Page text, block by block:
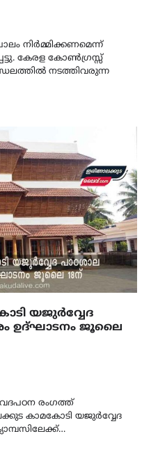
നിർമ്മിക്കണമെന്ന്
കേരള കോൺഗ്രസ്സ്
നടത്തിവരുന്ന
യജുർവ്വേദ
ഉദ്ഘാടനം ജൂലൈ
രംഗത്ത്
കാമകോടി യജുർവ്വേദ